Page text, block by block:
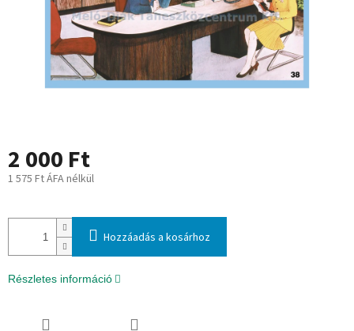
2 000 Ft
1 575 Ft ÁFA nélkül
Hozzáadás a kosárhoz
Részletes információ